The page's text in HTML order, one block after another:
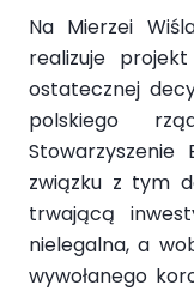
Na Mierzei
realizuje
ostatecznej
polskiego
Stowarzyszenie
związku z tym
trwającą
nielegalna, a
wywołanego